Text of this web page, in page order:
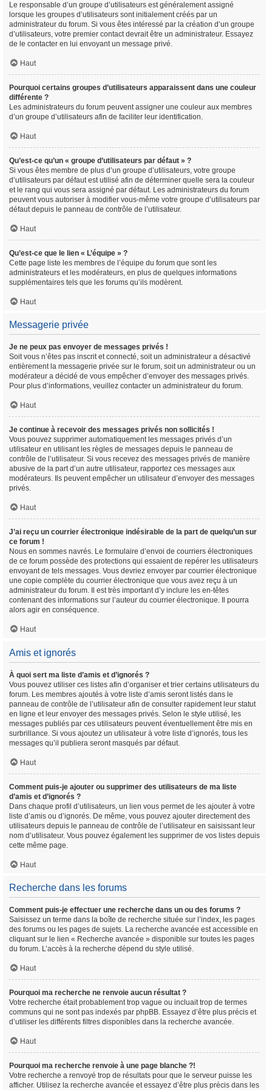
Le responsable d’un groupe d’utilisateurs est généralement assigné
lorsque les groupes d’utilisateurs sont initialement créés par un
administrateur du forum. Si vous êtes intéressé par la création d’un groupe
d’utilisateurs, votre premier contact devrait être un administrateur. Essayez
de le contacter en lui envoyant un message privé.
Haut
Pourquoi certains groupes d’utilisateurs apparaissent dans une couleur
différente ?
Les administrateurs du forum peuvent assigner une couleur aux membres
d’un groupe d’utilisateurs afin de faciliter leur identification.
Haut
Qu’est-ce qu’un « groupe d’utilisateurs par défaut » ?
Si vous êtes membre de plus d’un groupe d’utilisateurs, votre groupe
d’utilisateurs par défaut est utilisé afin de déterminer quelle sera la couleur
et le rang qui vous sera assigné par défaut. Les administrateurs du forum
peuvent vous autoriser à modifier vous-même votre groupe d’utilisateurs par
défaut depuis le panneau de contrôle de l’utilisateur.
Haut
Qu’est-ce que le lien « L’équipe » ?
Cette page liste les membres de l’équipe du forum que sont les
administrateurs et les modérateurs, en plus de quelques informations
supplémentaires tels que les forums qu’ils modèrent.
Haut
Messagerie privée
Je ne peux pas envoyer de messages privés !
Soit vous n’êtes pas inscrit et connecté, soit un administrateur a désactivé
entièrement la messagerie privée sur le forum, soit un administrateur ou un
modérateur a décidé de vous empêcher d’envoyer des messages privés.
Pour plus d’informations, veuillez contacter un administrateur du forum.
Haut
Je continue à recevoir des messages privés non sollicités !
Vous pouvez supprimer automatiquement les messages privés d’un
utilisateur en utilisant les règles de messages depuis le panneau de
contrôle de l’utilisateur. Si vous recevez des messages privés de manière
abusive de la part d’un autre utilisateur, rapportez ces messages aux
modérateurs. Ils peuvent empêcher un utilisateur d’envoyer des messages
privés.
Haut
J’ai reçu un courrier électronique indésirable de la part de quelqu’un sur
ce forum !
Nous en sommes navrés. Le formulaire d’envoi de courriers électroniques
de ce forum possède des protections qui essaient de repérer les utilisateurs
envoyant de tels messages. Vous devriez envoyer par courrier électronique
une copie complète du courrier électronique que vous avez reçu à un
administrateur du forum. Il est très important d’y inclure les en-têtes
contenant des informations sur l’auteur du courrier électronique. Il pourra
alors agir en conséquence.
Haut
Amis et ignorés
À quoi sert ma liste d’amis et d’ignorés ?
Vous pouvez utiliser ces listes afin d’organiser et trier certains utilisateurs du
forum. Les membres ajoutés à votre liste d’amis seront listés dans le
panneau de contrôle de l’utilisateur afin de consulter rapidement leur statut
en ligne et leur envoyer des messages privés. Selon le style utilisé, les
messages publiés par ces utilisateurs peuvent éventuellement être mis en
surbrillance. Si vous ajoutez un utilisateur à votre liste d’ignorés, tous les
messages qu’il publiera seront masqués par défaut.
Haut
Comment puis-je ajouter ou supprimer des utilisateurs de ma liste
d’amis et d’ignorés ?
Dans chaque profil d’utilisateurs, un lien vous permet de les ajouter à votre
liste d’amis ou d’ignorés. De même, vous pouvez ajouter directement des
utilisateurs depuis le panneau de contrôle de l’utilisateur en saisissant leur
nom d’utilisateur. Vous pouvez également les supprimer de vos listes depuis
cette même page.
Haut
Recherche dans les forums
Comment puis-je effectuer une recherche dans un ou des forums ?
Saisissez un terme dans la boîte de recherche située sur l’index, les pages
des forums ou les pages de sujets. La recherche avancée est accessible en
cliquant sur le lien « Recherche avancée » disponible sur toutes les pages
du forum. L’accès à la recherche dépend du style utilisé.
Haut
Pourquoi ma recherche ne renvoie aucun résultat ?
Votre recherche était probablement trop vague ou incluait trop de termes
communs qui ne sont pas indexés par phpBB. Essayez d’être plus précis et
d’utiliser les différents filtres disponibles dans la recherche avancée.
Haut
Pourquoi ma recherche renvoie à une page blanche ?!
Votre recherche a renvoyé trop de résultats pour que le serveur puisse les
afficher. Utilisez la recherche avancée et essayez d’être plus précis dans les